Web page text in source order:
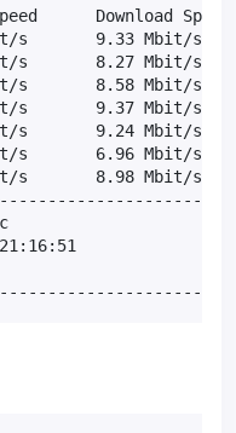
Download
s       9.33 Mbit/s
s       8.27 Mbit/s
s       8.58 Mbit/s
s       9.37 Mbit/s
s       9.24 Mbit/s
s       6.96 Mbit/s
s       8.98 Mbit/s